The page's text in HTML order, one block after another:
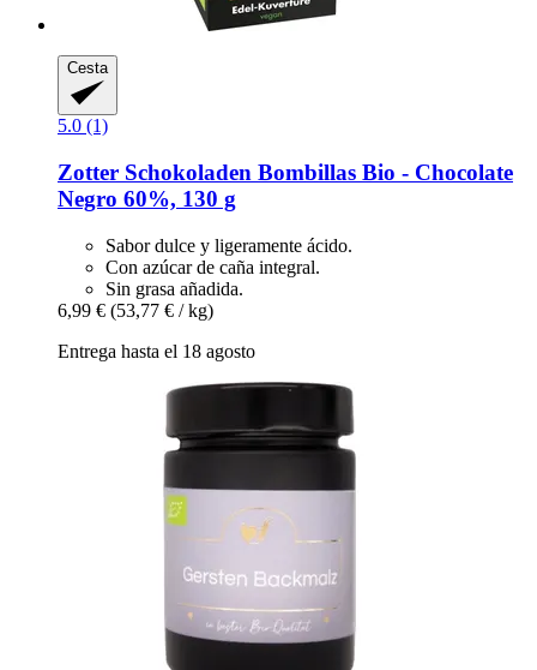
Cesta
5.0 (1)
Zotter Schokoladen Bombillas Bio -​ Chocolate
Negro 60%, 130 g
Sabor dulce y ligeramente ácido.
Con azúcar de caña integral.
Sin grasa añadida.
6,99 € (53,77 € / kg)
Entrega hasta el 18 agosto